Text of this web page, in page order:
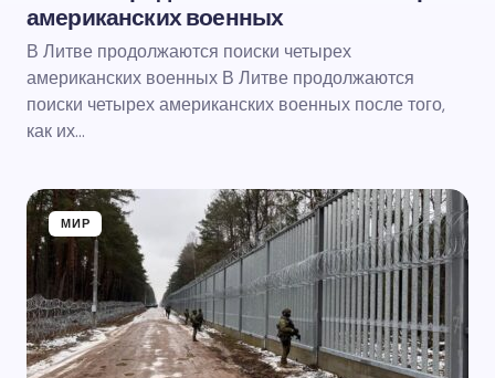
американских военных
В Литве продолжаются поиски четырех
американских военных В Литве продолжаются
поиски четырех американских военных после того,
как их…
МИР